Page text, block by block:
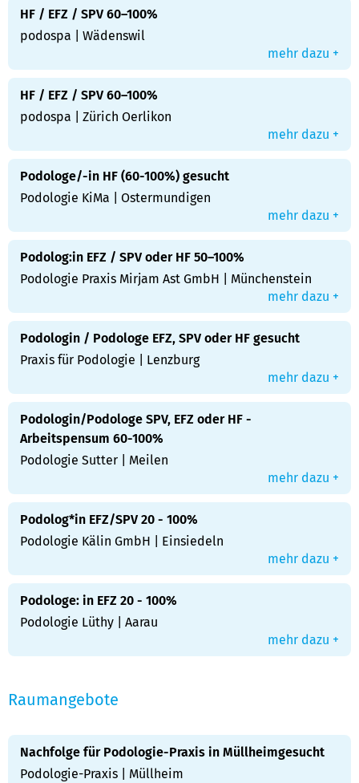
HF / EFZ / SPV 60–100%
podospa | Wädenswil
mehr dazu +
HF / EFZ / SPV 60–100%
podospa | Zürich Oerlikon
mehr dazu +
Podologe/-in HF (60-100%) gesucht
Podologie KiMa | Ostermundigen
mehr dazu +
Podolog:in EFZ / SPV oder HF 50–100%
Podologie Praxis Mirjam Ast GmbH | Münchenstein
mehr dazu +
Podologin / Podologe EFZ, SPV oder HF gesucht
Praxis für Podologie | Lenzburg
mehr dazu +
Podologin/Podologe SPV, EFZ oder HF -
Arbeitspensum 60-100%
Podologie Sutter | Meilen
mehr dazu +
Podolog*in EFZ/SPV 20 - 100%
Podologie Kälin GmbH | Einsiedeln
mehr dazu +
Podologe: in EFZ 20 - 100%
Podologie Lüthy | Aarau
mehr dazu +
Raumangebote
Nachfolge für Podologie-Praxis in Müllheimgesucht
Podologie-Praxis | Müllheim